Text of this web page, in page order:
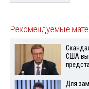
Рекомендуемые
США
Для